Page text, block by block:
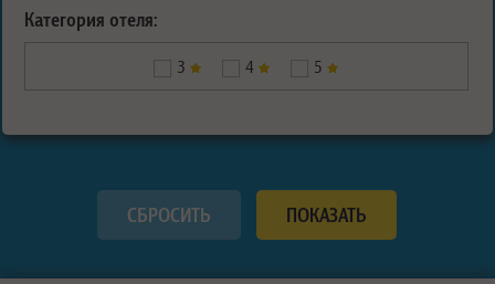
Категория отеля:
3 4 5